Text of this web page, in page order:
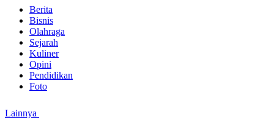
Berita
Bisnis
Olahraga
Sejarah
Kuliner
Opini
Pendidikan
Foto
Lainnya